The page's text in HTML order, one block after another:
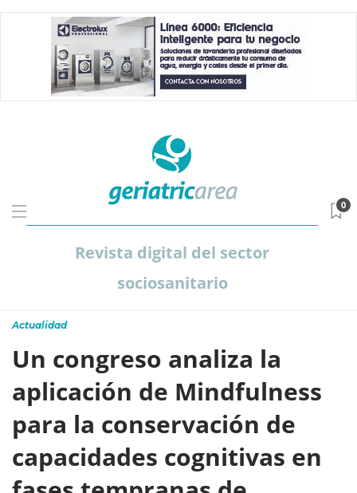
Revista digital del sector
sociosanitario
0
Actualidad
Un congreso analiza la
aplicación de Mindfulness
para la conservación de
capacidades cognitivas en